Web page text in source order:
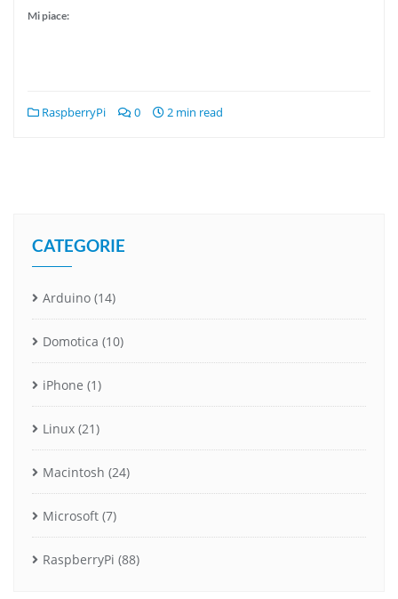
Mi piace:
RaspberryPi 0 2 min read
CATEGORIE
Arduino (14)
Domotica (10)
iPhone (1)
Linux (21)
Macintosh (24)
Microsoft (7)
RaspberryPi (88)